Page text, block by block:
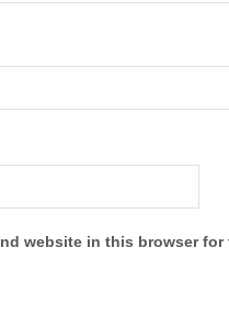
website in this browser